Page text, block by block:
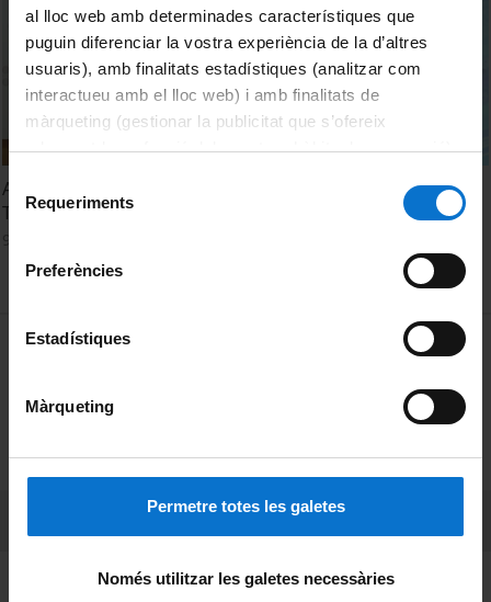
al lloc web amb determinades característiques que
puguin diferenciar la vostra experiència de la d’altres
usuaris), amb finalitats estadístiques (analitzar com
interactueu amb el lloc web) i amb finalitats de
màrqueting (gestionar la publicitat que s’ofereix
adequant-la en funció dels vostres hàbits de navegació).
consultar laPolítica de galetes del lloc web de la
Selecció
de Requeriments
Preferències
Estadístiques
Màrqueting
Permetre totes les galetes
Només utilitzar les galetes necessàries
An overview of the knapped stone economy at the
Tartaria site (Romania). Otis Crandell
MENÚ PEU 1
Sobre UBtv
Fundadora de la Membre de la